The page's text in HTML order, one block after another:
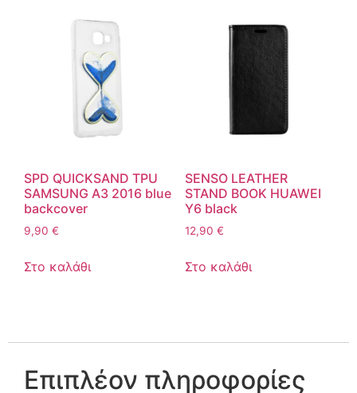
SPD QUICKSAND TPU
SAMSUNG A3 2016 blue
backcover
9,90 €
Στο καλάθι
SENSO LEATHER
STAND BOOK HUAWEI
Y6 black
12,90 €
Στο καλάθι
Επιπλέον πληροφορίες